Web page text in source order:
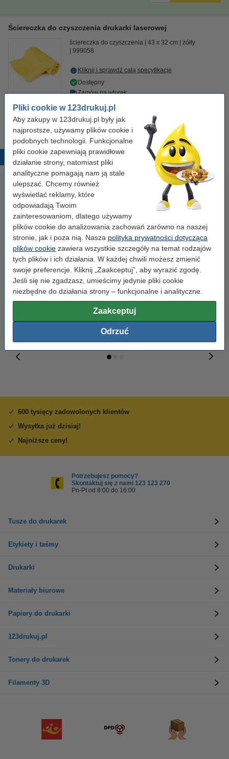
Pliki cookie w 123drukuj.pl
Aby zakupy w 123drukuj.pl były jak
najprostsze, używamy plików cookie i
podobnych technologii. Funkcjonalne
pliki cookie zapewniają prawidłowe
działanie strony, natomiast pliki
analityczne pomagają nam ją stale
ulepszać. Chcemy również
wyświetlać reklamy, które
odpowiadają Twoim
zainteresowaniom, dlatego używamy
plików cookie do analizowania zachowań zarówno na naszej
stronie, jak i poza nią. Nasza polityka prywatności dotycząca
plików cookie zawiera wszystkie szczegóły na temat rodzajów
tych plików i ich działania. W każdej chwili możesz zmienić
swoje preferencje. Kliknij „Zaakceptuj”, aby wyrazić zgodę.
Jeśli się nie zgadzasz, umieścimy jedynie pliki cookie
niezbędne do działania strony – funkcjonalne i analityczne.
Zaakceptuj
Odrzuć
Ściereczka do czyszczenia drukarki laserowej
ściereczka do czyszczenia 43 x 32 cm
żółty
999058
Kliknij i sprawdź całą specyfikacje
Dostępny
Zamów na wtorek
7,50 zł
Popularne produkty
Papier ksero A4 80 g/m2 (500
23,00 zł z VAT
Papier ksero A4 80 g/m2 (2500
110,00 zł z VAT
600 tysięcy zadowolonych klientów
Wysyłka już dzisiaj!
Najniższe ceny!
Potrzebujesz pomocy?
Skontaktuj się z nami 123 123 270
Pn-Pt od 8:00 do 16:00
Tusze do drukarek
Etykiety i taśmy
Drukarki
Materiały biurowe
Papiery do drukarki
123drukuj.pl
Tonery do drukarek
Filamenty 3D